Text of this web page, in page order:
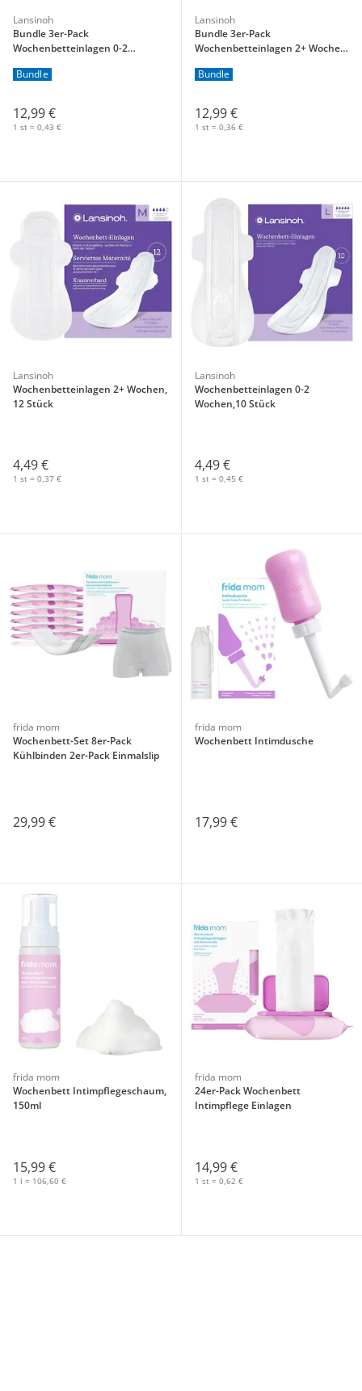
Lansinoh
Bundle 3er-Pack
Wochenbetteinlagen 0-2
Bundle
12,99 €
1 st = 0,43 €
Lansinoh
Bundle 3er-Pack
Wochenbetteinlagen 2+ Wochen,
Bundle
12,99 €
1 st = 0,36 €
Lansinoh
Wochenbetteinlagen 2+ Wochen,
12 Stück
4,49 €
1 st = 0,37 €
Lansinoh
Wochenbetteinlagen 0-2
Wochen,10 Stück
4,49 €
1 st = 0,45 €
frida mom
Wochenbett-Set 8er-Pack
Kühlbinden 2er-Pack Einmalslip
29,99 €
frida mom
Wochenbett Intimdusche
17,99 €
frida mom
Wochenbett Intimpflegeschaum,
150ml
15,99 €
1 l = 106,60 €
frida mom
24er-Pack Wochenbett
Intimpflege Einlagen
14,99 €
1 st = 0,62 €